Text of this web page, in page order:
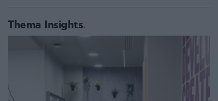
Thema Insights